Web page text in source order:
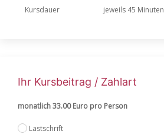
Kursdauer jeweils 45 Minuten
Ihr Kursbeitrag / Zahlart
monatlich 33.00 Euro pro Person
Lastschrift